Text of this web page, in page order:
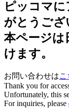
ピッコマ
がとうござ
本ページは
けます。
お問い合わせはこ
Thank you for
Unfortunately, this
For inquiries, please